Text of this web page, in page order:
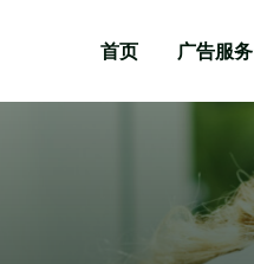
首页 广告服务